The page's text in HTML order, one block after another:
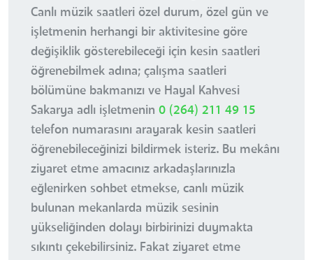
Canlı müzik saatleri özel durum, özel gün ve
işletmenin herhangi bir aktivitesine göre
değişiklik gösterebileceği için kesin saatleri
öğrenebilmek adına; çalışma saatleri
bölümüne bakmanızı ve Hayal Kahvesi
Sakarya adlı işletmenin 0 (264) 211 49 15
telefon numarasını arayarak kesin saatleri
öğrenebileceğinizi bildirmek isteriz. Bu mekânı
ziyaret etme amacınız arkadaşlarınızla
eğlenirken sohbet etmekse, canlı müzik
bulunan mekanlarda müzik sesinin
yükseliğinden dolayı birbirinizi duymakta
sıkıntı çekebilirsiniz. Fakat ziyaret etme